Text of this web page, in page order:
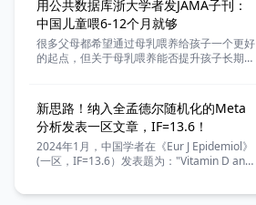
用公共数据库浙大学者发JAMA子刊：
中国儿童喂6-12个月就够
很多父母都希望通过母乳喂养给孩子一个更好
的起点，但关于母乳喂养能否提升孩子长期认
干扰，那么在中国青少年群体中，这两者之间
到底存在怎样的联系？ 今天分享一篇浙江大
学的学者发表在《JAMA Network Open》
（医学一区top，IF=6.9）的研究论文，研究
团队使用中国家庭追踪调查（CFPS）的数
新思路！纳入全孟德尔随机化的Meta
分析发表一区文章，IF=13.6！
2024年1月，中国学者在《Eur J Epidemiol》
(一区，IF=13.6）发表题为："Vitamin D and